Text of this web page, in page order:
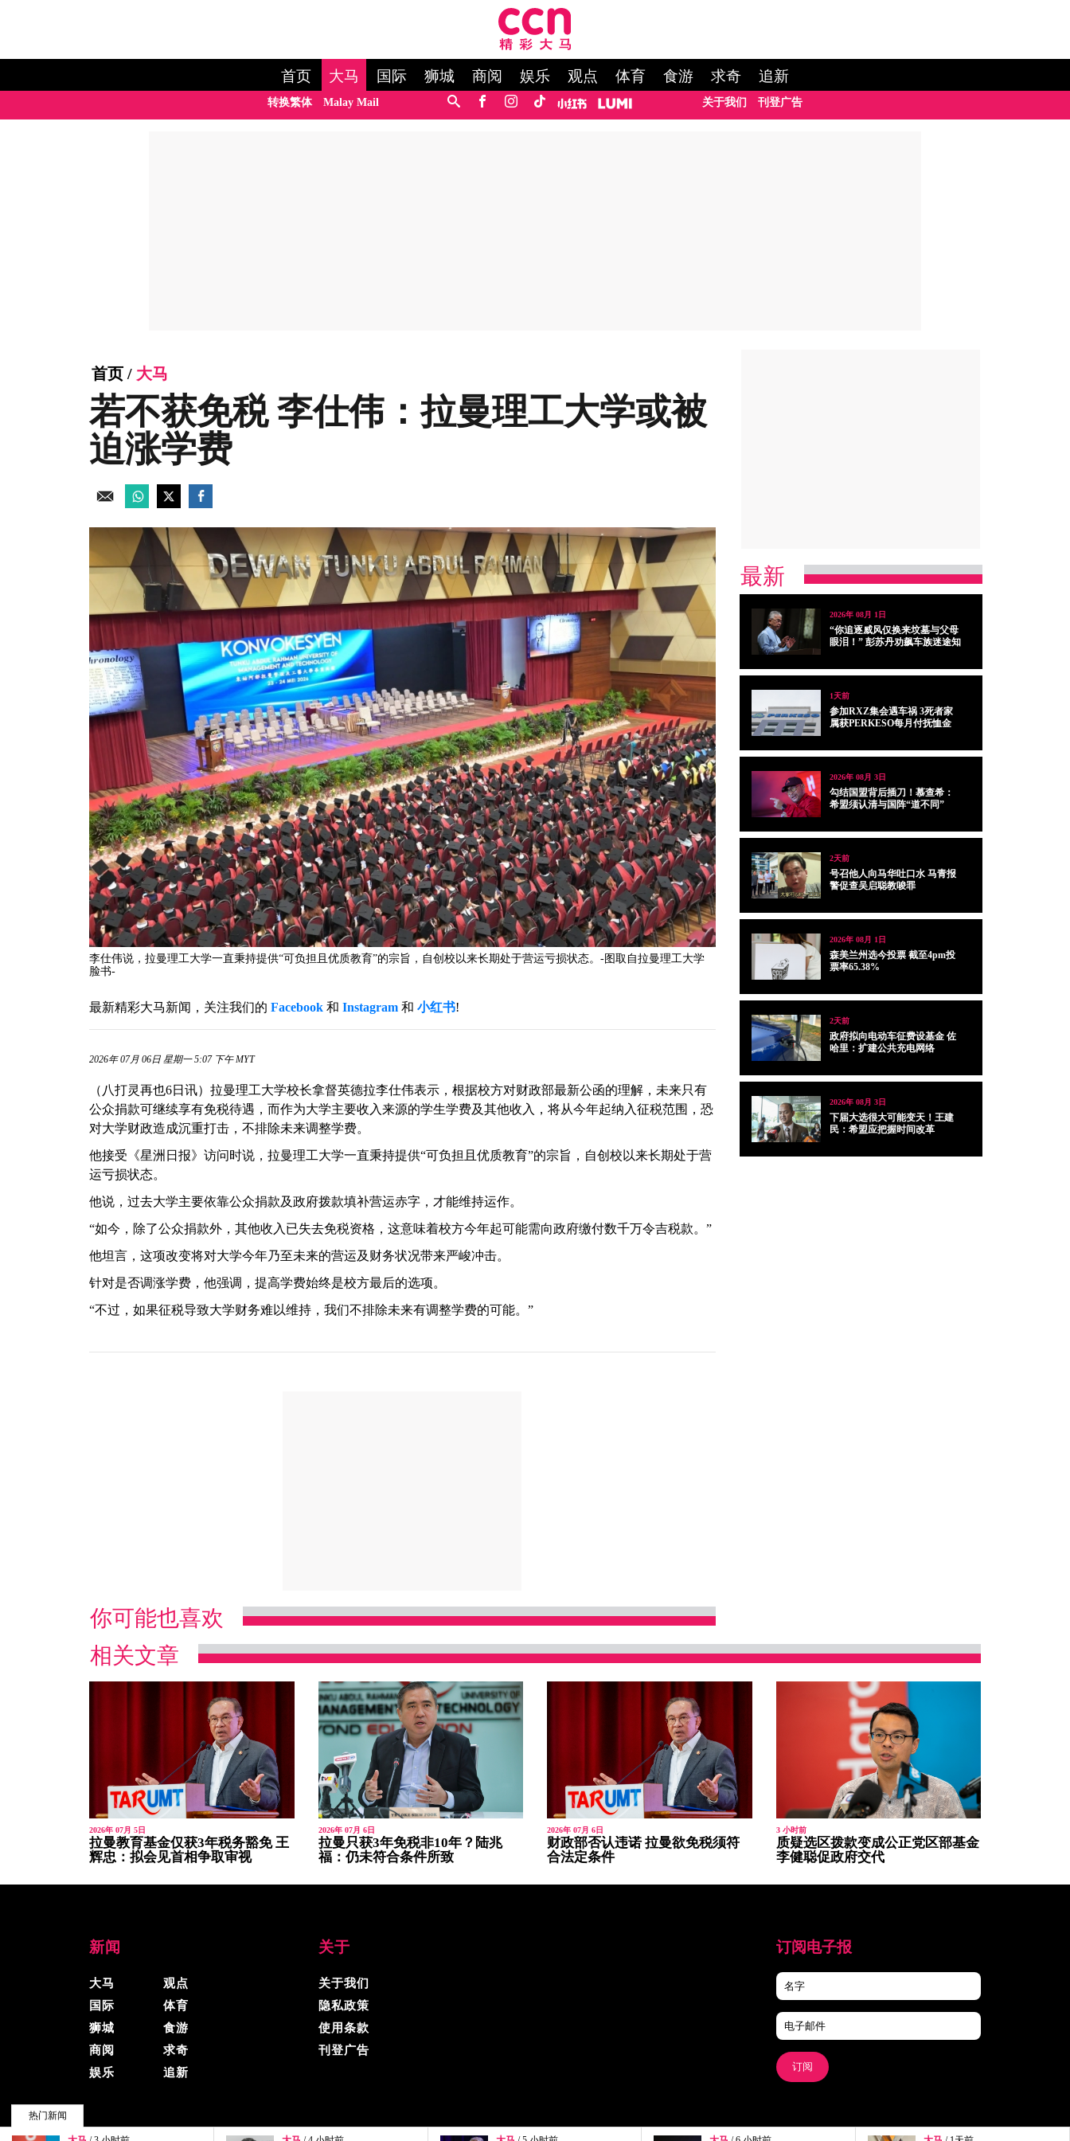
首页 大马 国际 狮城 商阅 娱乐 观点 体育 食游 求奇 追新
转换繁体 Malay Mail 关于我们 刊登广告
热门新闻
首页 / 大马
若不获免税 李仕伟：拉曼理工大学或被
迫涨学费
李仕伟说，拉曼理工大学一直秉持提供“可负担且优质教育”的宗旨，自创校以来长期处于营运亏损状态。-图取自拉曼理工大学
脸书-
最新精彩大马新闻，关注我们的 Facebook 和 Instagram 和 小红书!
2026年 07月 06日 星期一 5:07 下午 MYT
（八打灵再也6日讯）拉曼理工大学校长拿督英德拉李仕伟表示，根据校方对财政部最新公函的理解，未来只有
公众捐款可继续享有免税待遇，而作为大学主要收入来源的学生学费及其他收入，将从今年起纳入征税范围，恐
对大学财政造成沉重打击，不排除未来调整学费。
他接受《星洲日报》访问时说，拉曼理工大学一直秉持提供“可负担且优质教育”的宗旨，自创校以来长期处于营
运亏损状态。
他说，过去大学主要依靠公众捐款及政府拨款填补营运赤字，才能维持运作。
“如今，除了公众捐款外，其他收入已失去免税资格，这意味着校方今年起可能需向政府缴付数千万令吉税款。”
他坦言，这项改变将对大学今年乃至未来的营运及财务状况带来严峻冲击。
针对是否调涨学费，他强调，提高学费始终是校方最后的选项。
“不过，如果征税导致大学财务难以维持，我们不排除未来有调整学费的可能。”
你可能也喜欢
最新
2026年 08月 1日
“你追逐威风仅换来坟墓与父母
眼泪！” 彭苏丹劝飙车族迷途知
1天前
参加RXZ集会遇车祸 3死者家
属获PERKESO每月付抚恤金
2026年 08月 3日
勾结国盟背后插刀！慕查希：
希盟须认清与国阵“道不同”
2天前
号召他人向马华吐口水 马青报
警促查吴启聪教唆罪
2026年 08月 1日
森美兰州选今投票 截至4pm投
票率65.38%
2天前
政府拟向电动车征费设基金 佐
哈里：扩建公共充电网络
2026年 08月 3日
下届大选很大可能变天！王建
民：希盟应把握时间改革
相关文章
2026年 07月 5日
拉曼教育基金仅获3年税务豁免 王
辉忠：拟会见首相争取审视
2026年 07月 6日
拉曼只获3年免税非10年？陆兆
福：仍未符合条件所致
2026年 07月 6日
财政部否认违诺 拉曼欲免税须符
合法定条件
3 小时前
质疑选区拨款变成公正党区部基金
李健聪促政府交代
新闻
大马
国际
狮城
商阅
娱乐
观点
体育
食游
求奇
追新
关于
关于我们
隐私政策
使用条款
刊登广告
订阅电子报
订阅